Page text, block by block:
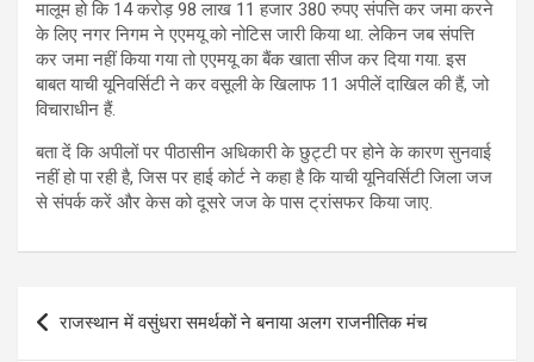
मालूम हो कि 14 करोड़ 98 लाख 11 हजार 380 रुपए संपत्ति कर जमा करने
के लिए नगर निगम ने एएमयू को नोटिस जारी किया था. लेकिन जब संपत्ति
कर जमा नहीं किया गया तो एएमयू का बैंक खाता सीज कर दिया गया. इस
बाबत याची यूनिवर्सिटी ने कर वसूली के खिलाफ 11 अपीलें दाखिल की हैं, जो
विचाराधीन हैं.
बता दें कि अपीलों पर पीठासीन अधिकारी के छुट्टी पर होने के कारण सुनवाई
नहीं हो पा रही है, जिस पर हाई कोर्ट ने कहा है कि याची यूनिवर्सिटी जिला जज
से संपर्क करें और केस को दूसरे जज के पास ट्रांसफर किया जाए.
Post
navigation
राजस्थान में वसुंधरा समर्थकों ने बनाया अलग राजनीतिक मंच